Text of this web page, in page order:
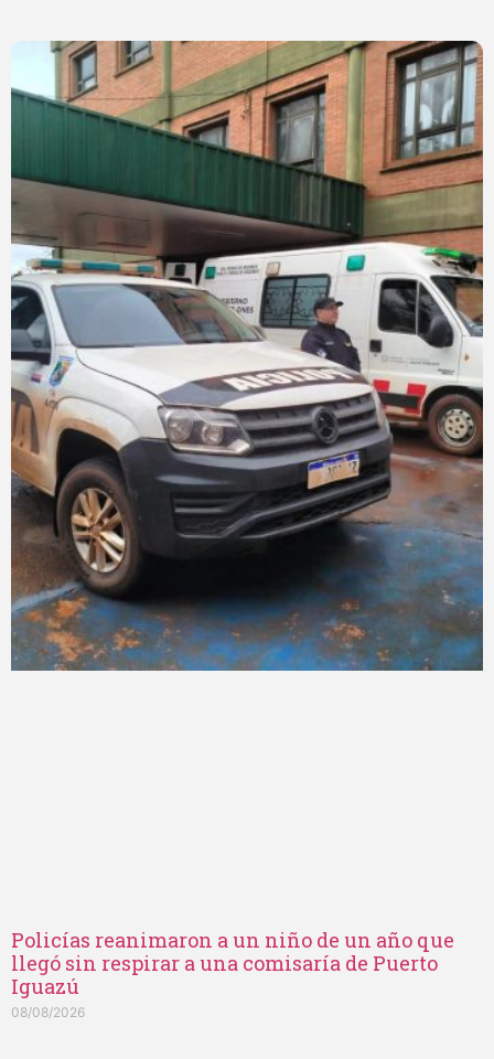
Policías reanimaron a un niño de un año que
llegó sin respirar a una comisaría de Puerto
Iguazú
08/08/2026